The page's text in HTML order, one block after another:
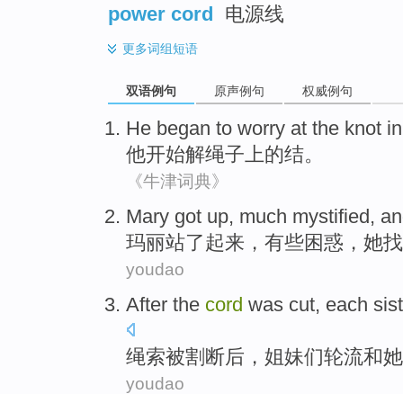
power cord 电源线
更多词组短语
双语例句 原声例句 权威例句
He began to worry at the knot
他开始解绳子上的结。
《牛津词典》
Mary got up, much mystified,
玛丽站了起来 ，有些困惑 ，她
youdao
After the cord was cut, each
绳索被割断后 ， 姐妹们轮流和
youdao